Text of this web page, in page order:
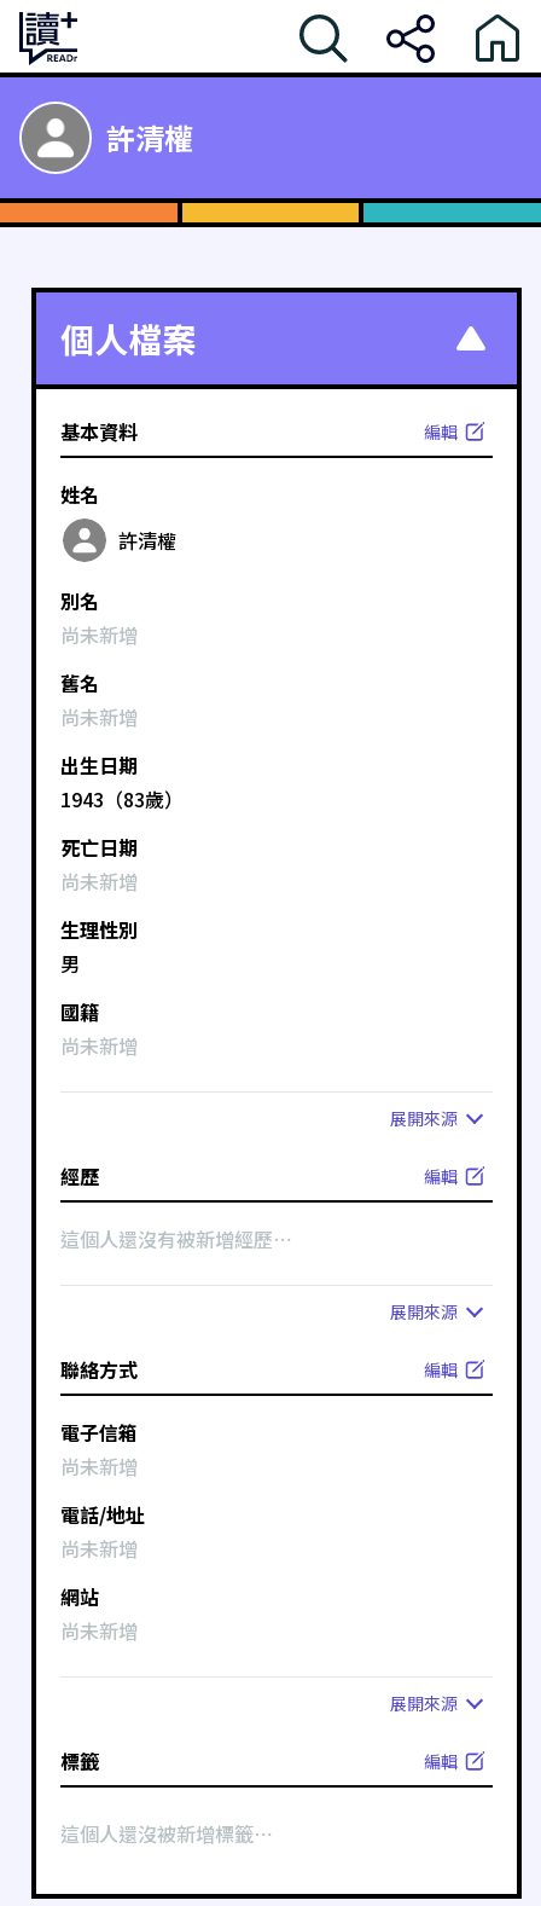
許清權
個人檔案
基本資料 編輯
姓名
許清權
別名
尚未新增
舊名
尚未新增
出生日期
1943（83歲）
死亡日期
尚未新增
生理性別
男
國籍
尚未新增
展開來源
經歷 編輯
這個人還沒有被新增經歷⋯
展開來源
聯絡方式 編輯
電子信箱
尚未新增
電話/地址
尚未新增
網站
尚未新增
展開來源
標籤 編輯
這個人還沒被新增標籤⋯